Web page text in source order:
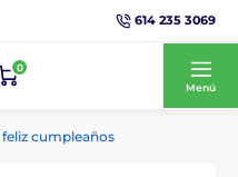
614 235 3069
0
Menú
feliz cumpleaños